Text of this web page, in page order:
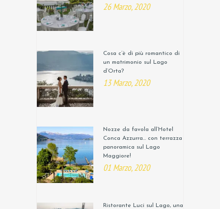
26 Marzo, 2020
Cosa c’è di più romantico di
un matrimonio sul Lago
d’Orta?
13 Marzo, 2020
Nozze da favola all’Hotel
Conca Azzurra… con terrazza
panoramica sul Lago
Maggiore!
01 Marzo, 2020
Ristorante Luci sul Lago, una